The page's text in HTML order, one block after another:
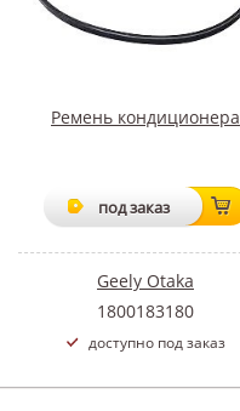
Ремень кондиционера
под заказ
Geely Otaka
1800183180
доступно под заказ